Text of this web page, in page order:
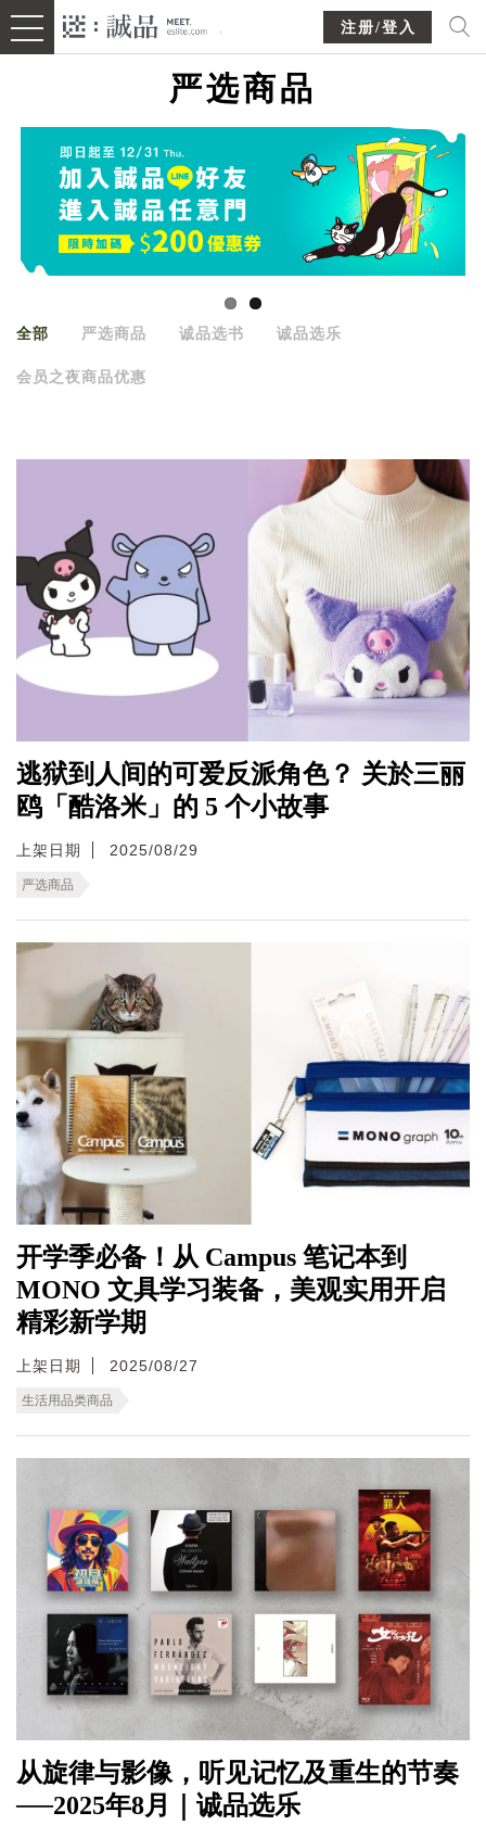
注册/登入
严选商品
全部 严选商品 诚品选书 诚品选乐
会员之夜商品优惠
逃狱到人间的可爱反派角色？ 关於三丽
鸥「酷洛米」的 5 个小故事
上架日期 2025/08/29
严选商品
开学季必备！从 Campus 笔记本到
MONO 文具学习装备，美观实用开启
精彩新学期
上架日期 2025/08/27
生活用品类商品
从旋律与影像，听见记忆及重生的节奏
──2025年8月｜诚品选乐